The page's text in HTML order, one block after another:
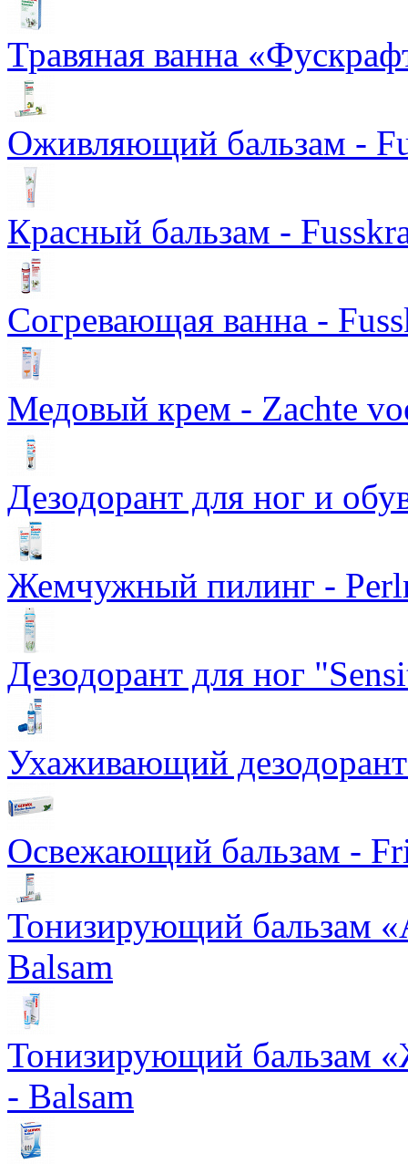
Травяная ванна
Оживляющий бальзам -
Красный бальзам -
Согревающая ванна -
Медовый крем - Zachte
Дезодорант для ног и
Жемчужный пилинг -
Дезодорант для ног
Ухаживающий
Освежающий бальзам -
Тонизирующий бальзам
Balsam
Тонизирующий бальзам
- Balsam